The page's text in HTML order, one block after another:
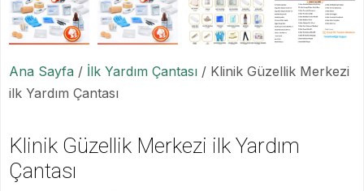
Ana Sayfa / İlk Yardım Çantası / Klinik Güzellik Merkezi
ilk Yardım Çantası
Klinik Güzellik Merkezi ilk Yardım
Çantası